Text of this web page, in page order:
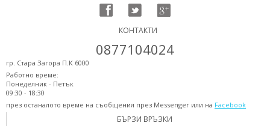
КОНТАКТИ
0877104024
гр. Стара Загора П.К 6000
Работно време:
Понеделник - Петък
09:30 - 18:30
през останалото време на съобщения през Messenger или на Facebook
БЪРЗИ ВРЪЗКИ